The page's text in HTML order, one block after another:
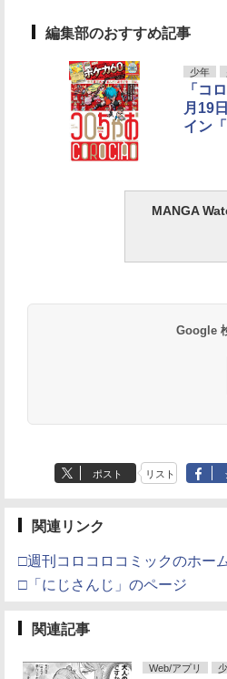
編集部のおすすめ記事
少年
「コ
月19
イン
MANGA
Google
ポスト リスト
関連リンク
□週刊コロコロコミックのホー
□「にじさんじ」のページ
関連記事
Web/アプリ